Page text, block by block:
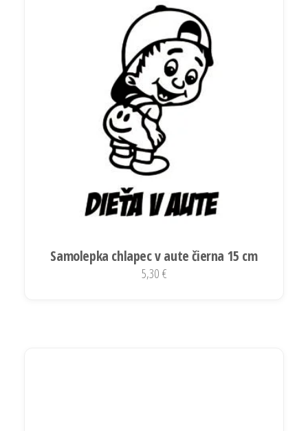
Samolepka chlapec v aute čierna 15 cm
5,30 €